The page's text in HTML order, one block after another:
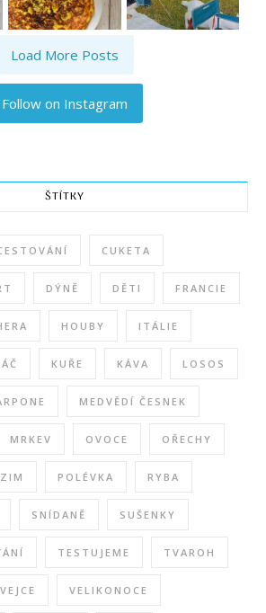
Load More Posts
Follow on Instagram
ŠTÍTKY
CUKETA
DÝNĚ DĚTI FRANCIE
HOUBY ITÁLIE
KUŘE KÁVA LOSOS
MEDVĚDÍ ČESNEK
MRKEV OVOCE OŘECHY
POLÉVKA RYBA
SNÍDANĚ SUŠENKY
TESTUJEME TVAROH
VEJCE VELIKONOCE